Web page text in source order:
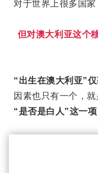
对于世界上很多国家
但对澳大利亚这个
“出生在澳大利亚”仅
因素也只有一个，
“是否是白人”这一